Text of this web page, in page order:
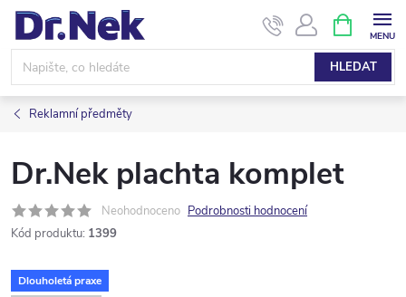
Přejít
obsah
HLEDAT
NÁKUPNÍ
KOŠÍK
Reklamní předměty
Dr.Nek plachta komplet
Neohodnoceno Podrobnosti hodnocení
Kód produktu: 1399
Dlouholetá praxe